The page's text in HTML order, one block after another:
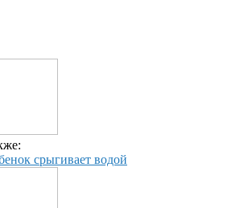
срыгивает водой